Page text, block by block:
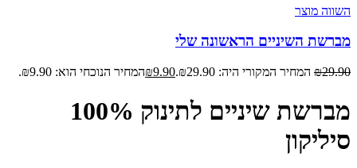
השווה מוצר
מברשת השיניים הראשונה שלי
₪29.90 המחיר המקורי היה: ₪29.90. ₪9.90 המחיר הנוכחי הוא: ₪9.90.
מברשת שיניים לתינוק 100%
סיליקון